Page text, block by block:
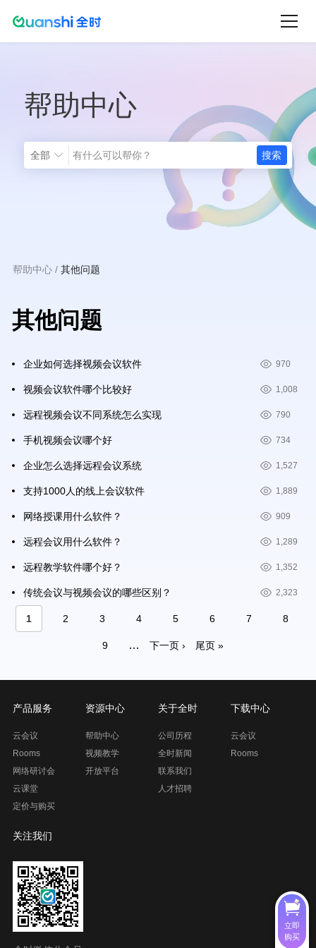
帮助中心
全部
面
帮助中心 其他问题
其他问题
企业如何选择视频会议软件 970
视频会议软件哪个比较好 1,008
远程视频会议不同系统怎么实现 790
手机视频会议哪个好 734
企业怎么选择远程会议系统 1,527
支持1000人的线上会议软件 1,889
网络授课用什么软件？ 909
远程会议用什么软件？ 1,289
远程教学软件哪个好？ 1,352
传统会议与视频会议的哪些区别？ 2,323
页
当
1 Page
2 Page
3 Page
4 Page
5 Page
6 Page
7 Page
8
Page
9 … 下
下一页 › 末
尾页 »
产品服务
云会议
Rooms
网络研讨会
云课堂
定价与购买
资源中心
帮助中心
视频教学
开放平台
关于全时
公司历程
全时新闻
联系我们
人才招聘
下载中心
云会议
Rooms
关注我们
立即
购买